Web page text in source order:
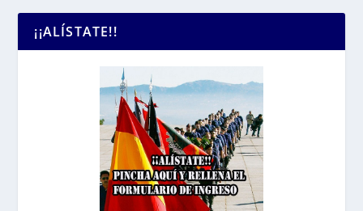
¡¡ALÍSTATE!!